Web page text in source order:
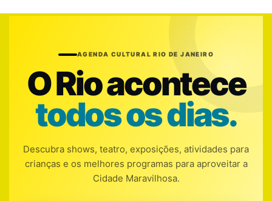
AGENDA CULTURAL RIO DE JANEIRO
O Rio acontece
todos os dias.
Descubra shows, teatro, exposições, atividades para
crianças e os melhores programas para aproveitar a
Cidade Maravilhosa.